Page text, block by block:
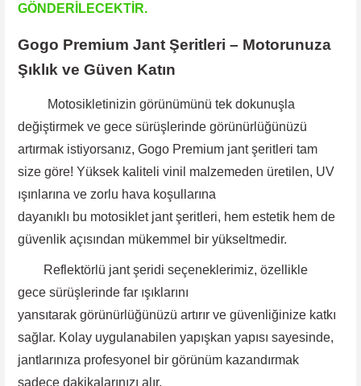
GÖNDERİLECEKTİR.
Gogo Premium Jant Şeritleri – Motorunuza
Şıklık ve Güven Katın
Motosikletinizin görünümünü tek dokunuşla
değiştirmek ve gece sürüşlerinde görünürlüğünüzü
artırmak istiyorsanız, Gogo Premium jant şeritleri tam
size göre! Yüksek kaliteli vinil malzemeden üretilen, UV
ışınlarına ve zorlu hava koşullarına
dayanıklı bu motosiklet jant şeritleri, hem estetik hem de
güvenlik açısından mükemmel bir yükseltmedir.
Reflektörlü jant şeridi seçeneklerimiz, özellikle
gece sürüşlerinde far ışıklarını
yansıtarak görünürlüğünüzü artırır ve güvenliğinize katkı
sağlar. Kolay uygulanabilen yapışkan yapısı sayesinde,
jantlarınıza profesyonel bir görünüm kazandırmak
sadece dakikalarınızı alır.